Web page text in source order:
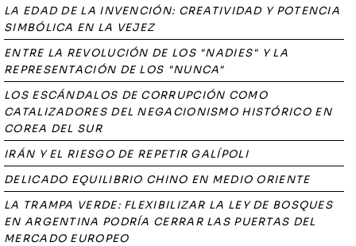
LA EDAD DE LA INVENCIÓN: CREATIVIDAD Y POTENCIA
SIMBÓLICA EN LA VEJEZ
ENTRE LA REVOLUCIÓN DE LOS "NADIES" Y LA
REPRESENTACIÓN DE LOS "NUNCA"
LOS ESCÁNDALOS DE CORRUPCIÓN COMO
CATALIZADORES DEL NEGACIONISMO HISTÓRICO EN
COREA DEL SUR
IRÁN Y EL RIESGO DE REPETIR GALÍPOLI
DELICADO EQUILIBRIO CHINO EN MEDIO ORIENTE
LA TRAMPA VERDE: FLEXIBILIZAR LA LEY DE BOSQUES
EN ARGENTINA PODRÍA CERRAR LAS PUERTAS DEL
MERCADO EUROPEO